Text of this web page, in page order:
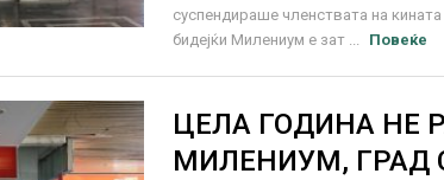
суспендираше членствата на
бидејќи Милениум е зат ...
Повеќе
ЦЕЛА ГОДИНА НЕ
МИЛЕНИУМ, ГРАД